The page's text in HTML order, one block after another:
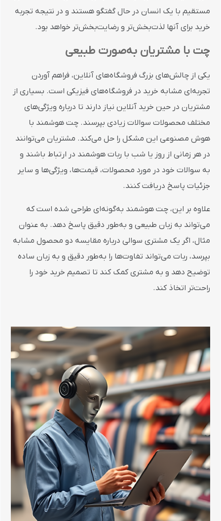
مستقیم با یک انسان در حال گفتگو هستند و در نتیجه تجربه
خرید برای آنها لذت‌بخش‌تر و رضایت‌بخش‌تر خواهد بود.
چت با مشتریان به‌صورت طبیعی
یکی از چالش‌های بزرگ فروشگاه‌های آنلاین، فراهم آوردن
تجربه‌ای مشابه خرید در فروشگاه‌های فیزیکی است. بسیاری از
مشتریان در حین خرید آنلاین نیاز دارند تا درباره ویژگی‌های
مختلف محصولات سوالات زیادی بپرسند. چت هوشمند با
هوش مصنوعی این مشکل را حل می‌کند. مشتریان می‌توانند
در هر زمانی از روز یا شب با ربات هوشمند در ارتباط باشند و
به سوالات خود در مورد محصولات، قیمت‌ها، ویژگی‌ها و سایر
جزئیات پاسخ دریافت کنند.
علاوه بر این، چت هوشمند به‌گونه‌ای طراحی شده است که
می‌تواند به زبان طبیعی و به‌طور دقیق پاسخ دهد. به عنوان
مثال، اگر یک مشتری سوالی درباره مقایسه دو محصول مشابه
بپرسد، ربات می‌تواند تفاوت‌ها را به‌طور دقیق و به زبان ساده
توضیح دهد و به مشتری کمک کند تا تصمیم خرید خود را
راحت‌تر اتخاذ کند.